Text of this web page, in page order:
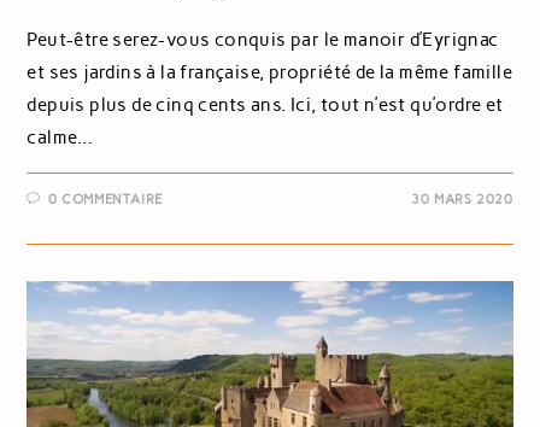
Peut-être serez-vous conquis par le manoir d’Eyrignac
et ses jardins à la française, propriété de la même famille
depuis plus de cinq cents ans. Ici, tout n’est qu’ordre et
calme…
0 COMMENTAIRE 30 MARS 2020